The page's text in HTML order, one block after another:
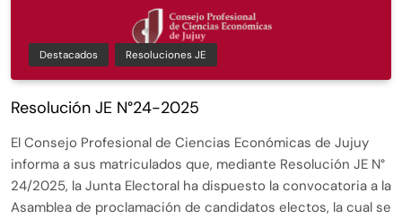
Destacados Resoluciones JE
Resolución JE N°24-2025
El Consejo Profesional de Ciencias Económicas de Jujuy
informa a sus matriculados que, mediante Resolución JE N°
24/2025, la Junta Electoral ha dispuesto la convocatoria a la
Asamblea de proclamación de candidatos electos, la cual se